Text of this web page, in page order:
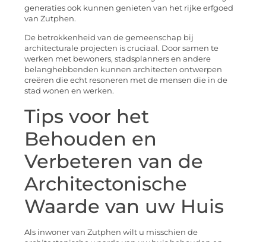
generaties ook kunnen genieten van het rijke erfgoed
van Zutphen.
De betrokkenheid van de gemeenschap bij
architecturale projecten is cruciaal. Door samen te
werken met bewoners, stadsplanners en andere
belanghebbenden kunnen architecten ontwerpen
creëren die echt resoneren met de mensen die in de
stad wonen en werken.
Tips voor het
Behouden en
Verbeteren van de
Architectonische
Waarde van uw Huis
Als inwoner van Zutphen wilt u misschien de